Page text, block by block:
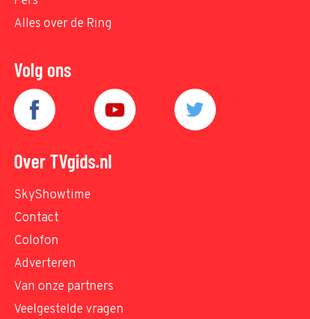
Alles over de Ring
Volg ons
Over TVgids.nl
SkyShowtime
Contact
Colofon
Adverteren
Van onze partners
Veelgestelde vragen